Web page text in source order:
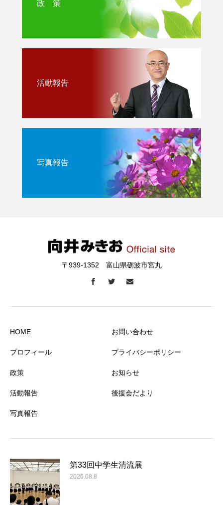
政 策
活動報告
写真報告
〒939-1352 富山県砺波市宮丸
HOME
プロフィール
政策
活動報告
写真報告
お問い合わせ
プライバシーポリシー
お知らせ
後援会だより
第33回中学生清流展
2026.08.8